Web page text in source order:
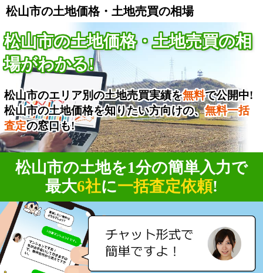
松山市の土地価格・土地売買の相場
松山市の土地価格・土地売買の相
場がわかる!
松山市のエリア別の土地売買実績を無料で公開中!
松山市の土地価格を知りたい方向けの、無料一括
査定の窓口も!
松山市の土地を1分の簡単入力で
最大6社に一括査定依頼!